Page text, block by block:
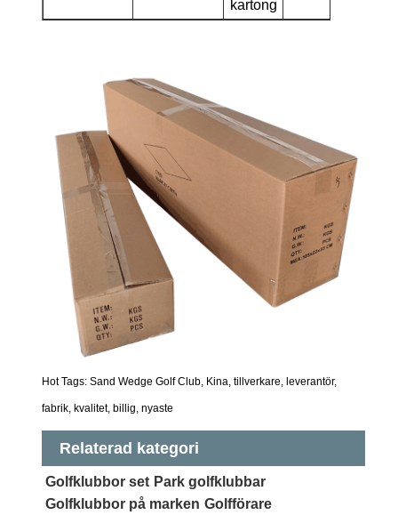
kartong
Hot Tags: Sand Wedge Golf Club, Kina, tillverkare, leverantör,
fabrik, kvalitet, billig, nyaste
Relaterad kategori
Golfklubbor set Park golfklubbar
Golfklubbor på marken Golfförare